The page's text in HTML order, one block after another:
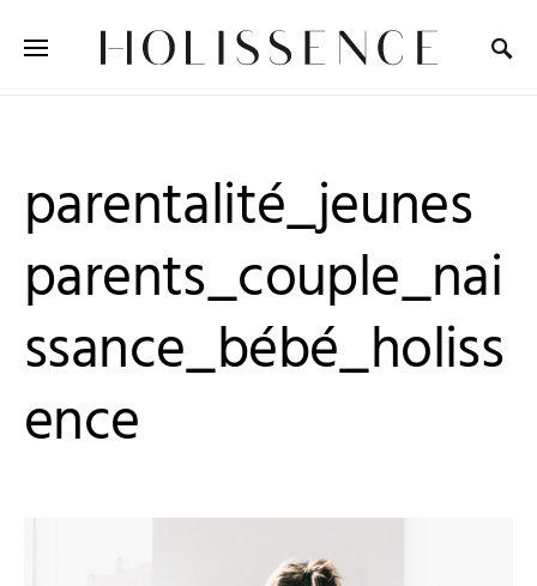
parentalité_jeunes
parents_couple_nai
ssance_bébé_holiss
ence